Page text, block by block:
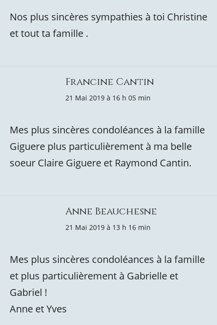
Nos plus sincères sympathies à toi Christine
et tout ta famille .
Francine Cantin
21 Mai 2019 à 16 h 05 min
Mes plus sincères condoléances à la famille
Giguere plus particulièrement à ma belle
soeur Claire Giguere et Raymond Cantin.
Anne Beauchesne
21 Mai 2019 à 13 h 16 min
Mes plus sincères condoléances à la famille
et plus particulièrement à Gabrielle et
Gabriel !
Anne et Yves